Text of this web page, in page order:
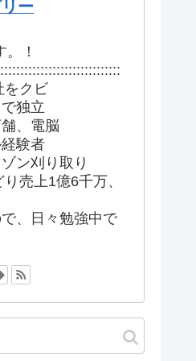
リー
！
をクビ
独立
、電脳
験者
ン刈り取り
売上1億6千万、
、日々勉強中で